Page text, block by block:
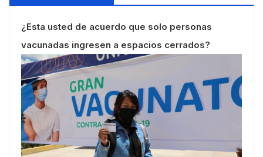
¿Esta usted de acuerdo que solo personas
vacunadas ingresen a espacios cerrados?